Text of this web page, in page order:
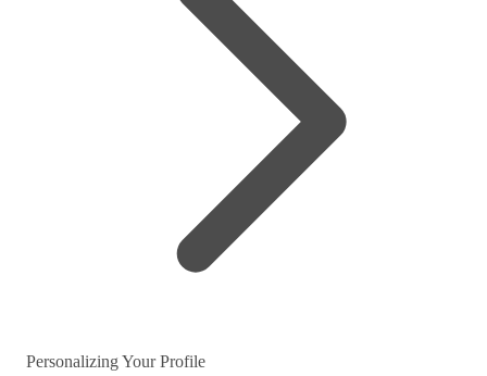
Personalizing Your Profile